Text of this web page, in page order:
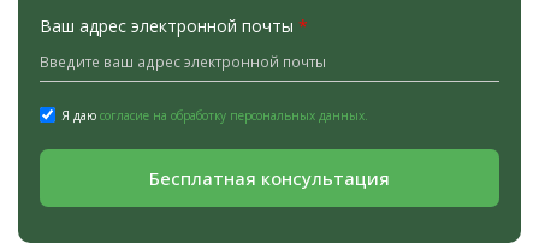
Ваш адрес электронной почты *
Я даю согласие на обработку персональных данных.
Бесплатная консультация